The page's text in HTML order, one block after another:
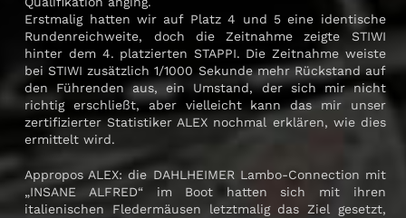
Erstmalig hatten wir auf Platz 4 und 5 eine identische
Rundenreichweite, doch die Zeitnahme zeigte STIWI
hinter dem 4. platzierten STAPPI. Die Zeitnahme weiste
bei STIWI zusätzlich 1/1000 Sekunde mehr Rückstand auf
den Führenden aus, ein Umstand, der sich mir nicht
richtig erschließt, aber vielleicht kann das mir unser
zertifizierter Statistiker ALEX nochmal erklären, wie dies
ermittelt wird.
Appropos ALEX: die DAHLHEIMER Lambo-Connection mit
„INSANE ALFRED“ im Boot hatten sich mit ihren
italienischen Fledermäusen letztmalig das Ziel gesetzt,